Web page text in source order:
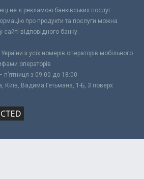
не є рекламою банківських послуг.
про продукти та послуги можна
відповідного банку.
з усіх номерів операторів мобільного
операторів
п’ятниця з 09:00 до 18:00
Київ, Вадима Гетьмана, 1-Б, 3 поверх